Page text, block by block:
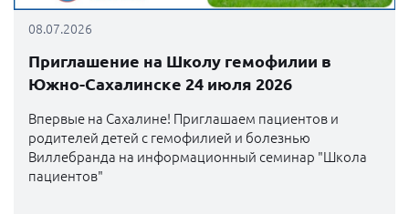
08.07.2026
Приглашение на Школу гемофилии в
Южно-Сахалинске 24 июля 2026
Впервые на Сахалине! Приглашаем пациентов и
родителей детей с гемофилией и болезнью
Виллебранда на информационный семинар "Школа
пациентов"